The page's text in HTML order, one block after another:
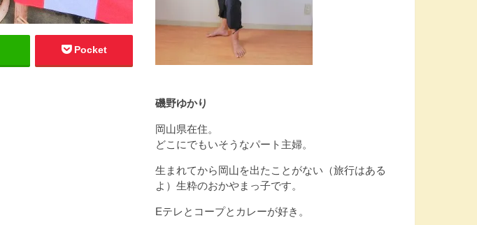
Pocket
磯野ゆかり
岡山県在住。
どこにでもいそうなパート主婦。
生まれてから岡山を出たことがない（旅行はある
よ）生粋のおかやまっ子です。
Eテレとコープとカレーが好き。